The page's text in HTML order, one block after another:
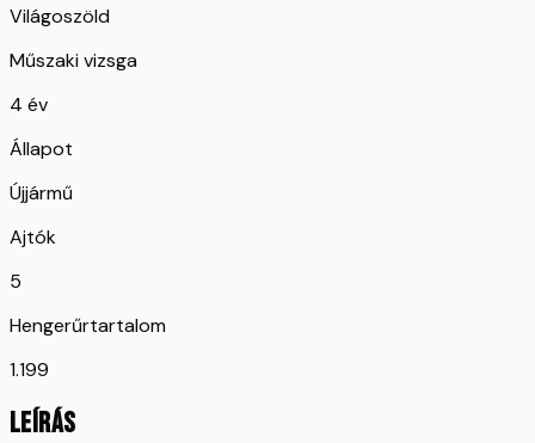
Világoszöld
Műszaki vizsga
4 év
Állapot
Újjármű
Ajtók
5
Hengerűrtartalom
1.199
LEÍRÁS